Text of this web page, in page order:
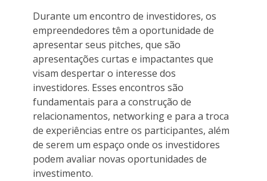
Durante um encontro de investidores, os
empreendedores têm a oportunidade de
apresentar seus pitches, que são
apresentações curtas e impactantes que
visam despertar o interesse dos
investidores. Esses encontros são
fundamentais para a construção de
relacionamentos, networking e para a troca
de experiências entre os participantes, além
de serem um espaço onde os investidores
podem avaliar novas oportunidades de
investimento.